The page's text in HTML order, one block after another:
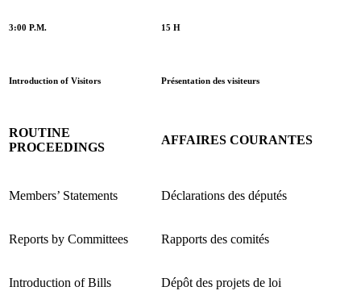
3:00 P.M. 15 H
Introduction of Visitors Présentation des visiteurs
ROUTINE
PROCEEDINGS
AFFAIRES COURANTES
Members’ Statements Déclarations des députés
Reports by Committees Rapports des comités
Introduction of Bills Dépôt des projets de loi